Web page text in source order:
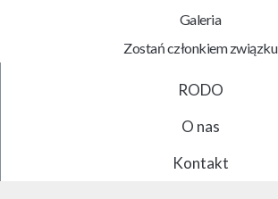
RODO
O nas
Kontakt
Galeria
Zostań członkiem związku